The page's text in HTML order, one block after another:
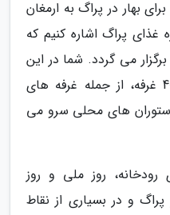
بهار در پراگ به ارمغان
غذای پراگ اشاره کنیم که
می گردد. شما در این
جشن می توانید به بیش از 40 غرفه، از جمله غرفه های
های محلی سرو می
رودخانه، روز ملی و روز
هر ساله، 8 می در پراگ و در بسیاری از نقاط